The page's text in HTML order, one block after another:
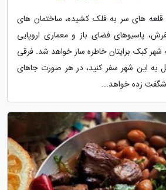
قلعه های سر به فلک کشیده، ساختمان های
پاسیوهای فضای باز و معماری اروپایی
کبک برایتان خاطره ساز خواهد شد. فرقی
به این شهر سفر کنید، در هر صورت جاهای
شگفت زده خواهد...